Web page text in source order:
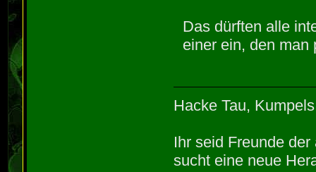
Das dürften alle
einer ein, den man
Hacke Tau,
Ihr seid Freunde
sucht eine neue